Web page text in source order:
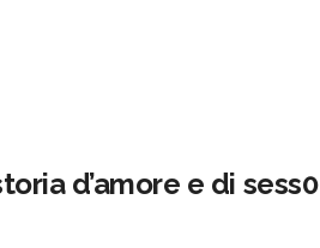
d’amore e di sess0